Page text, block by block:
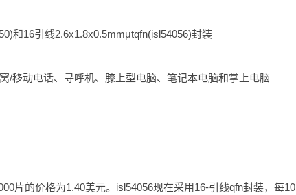
和16引线2.6x1.8x0.5mmμtqfn(isl54056)封装
/移动电话、寻呼机、膝上型电脑、笔记本电脑和掌上电脑
片的价格为1.40美元。isl54056现在采用16-引线qfn封装，每10